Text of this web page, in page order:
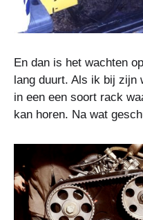
En dan is het wachten
lang duurt. Als ik bij zijn
in een een soort rack
kan horen. Na wat